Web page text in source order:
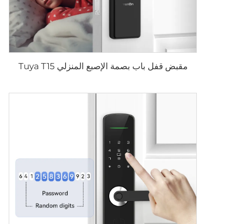
مقبض قفل باب بصمة الإصبع المنزلي Tuya T15